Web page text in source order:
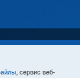
, сервис веб-